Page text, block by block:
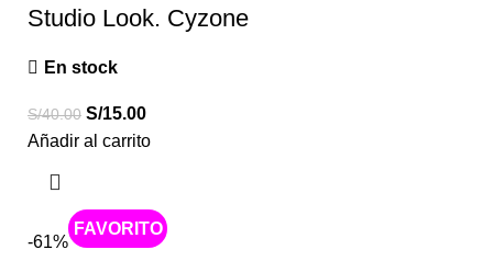
Studio Look. Cyzone
En stock
S/40.00 S/15.00
Añadir al carrito
-61%
Caliente